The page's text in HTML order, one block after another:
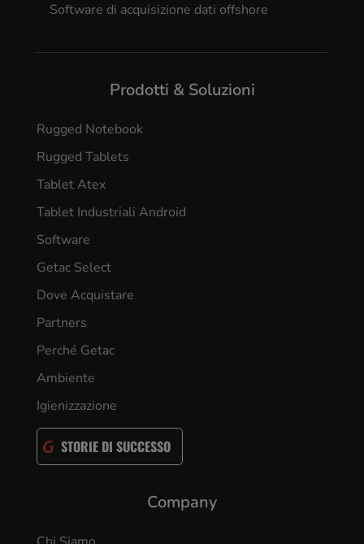
Software di acquisizione dati offshore
Prodotti & Soluzioni
Rugged Notebook
Rugged Tablets
Tablet Atex
Tablet Industriali Android
Software
Getac Select
Dove Acquistare
Partners
Perché Getac
Ambiente
Igienizzazione
STORIE DI SUCCESSO
Company